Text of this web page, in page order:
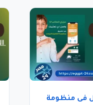
فى منظومة